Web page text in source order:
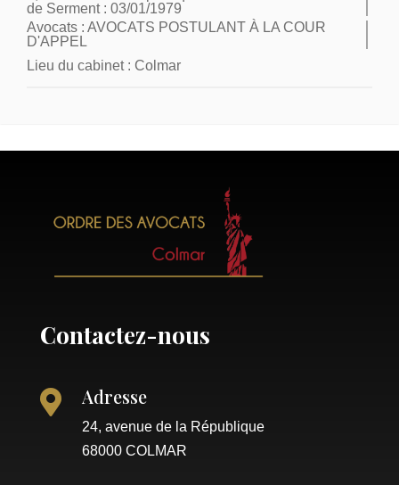
de Serment : 03/01/1979
Avocats : AVOCATS POSTULANT À LA COUR
D'APPEL
Lieu du cabinet : Colmar
Contactez-nous
 Adresse
24, avenue de la République
68000 COLMAR